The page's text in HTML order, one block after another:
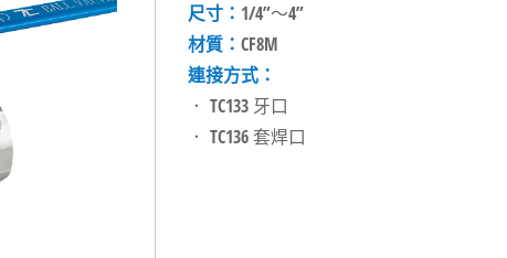
尺寸： 1/4”～4”
材質：CF8M
連接方式：
． TC133 牙口
． TC136 套焊口